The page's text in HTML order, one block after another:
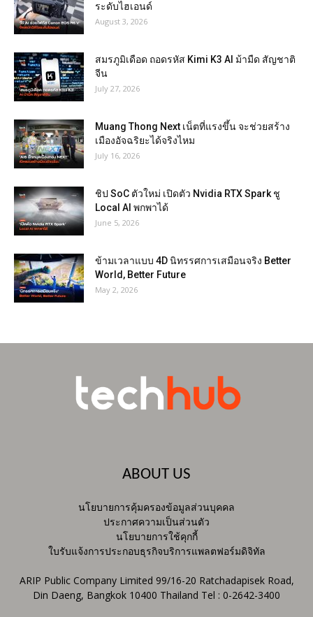
ระดับไฮเอนด์
August 3, 2026
สมรภูมิเดือด ถอดรหัส Kimi K3 AI ม้ามืด สัญชาติ
จีน
July 27, 2026
Muang Thong Next เน็ตที่แรงขึ้น จะช่วยสร้าง
เมืองอัจฉริยะได้จริงไหม
July 16, 2026
ชิป SoC ตัวใหม่ เปิดตัว Nvidia RTX Spark ชู
Local AI พกพาได้
June 5, 2026
ข้ามเวลาแบบ 4D นิทรรศการเสมือนจริง Better
World, Better Future
May 2, 2026
ABOUT US
นโยบายการคุ้มครองข้อมูลส่วนบุคคล
ประกาศความเป็นส่วนตัว
นโยบายการใช้คุกกี้
ใบรับแจ้งการประกอบธุรกิจบริการแพลตฟอร์มดิจิทัล
ARIP Public Company Limited 99/16-20 Ratchadapisek Road,
Din Daeng, Bangkok 10400 Thailand Tel : 0-2642-3400